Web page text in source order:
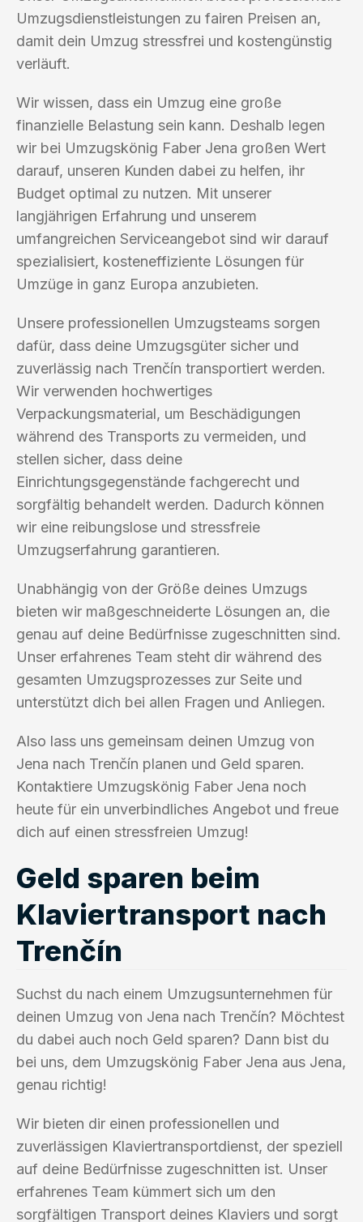
Umzugsdienstleistungen zu fairen Preisen an,
damit dein Umzug stressfrei und kostengünstig
verläuft.
Wir wissen, dass ein Umzug eine große
finanzielle Belastung sein kann. Deshalb legen
wir bei Umzugskönig Faber Jena großen Wert
darauf, unseren Kunden dabei zu helfen, ihr
Budget optimal zu nutzen. Mit unserer
langjährigen Erfahrung und unserem
umfangreichen Serviceangebot sind wir darauf
spezialisiert, kosteneffiziente Lösungen für
Umzüge in ganz Europa anzubieten.
Unsere professionellen Umzugsteams sorgen
dafür, dass deine Umzugsgüter sicher und
zuverlässig nach Trenčín transportiert werden.
Wir verwenden hochwertiges
Verpackungsmaterial, um Beschädigungen
während des Transports zu vermeiden, und
stellen sicher, dass deine
Einrichtungsgegenstände fachgerecht und
sorgfältig behandelt werden. Dadurch können
wir eine reibungslose und stressfreie
Umzugserfahrung garantieren.
Unabhängig von der Größe deines Umzugs
bieten wir maßgeschneiderte Lösungen an, die
genau auf deine Bedürfnisse zugeschnitten sind.
Unser erfahrenes Team steht dir während des
gesamten Umzugsprozesses zur Seite und
unterstützt dich bei allen Fragen und Anliegen.
Also lass uns gemeinsam deinen Umzug von
Jena nach Trenčín planen und Geld sparen.
Kontaktiere Umzugskönig Faber Jena noch
heute für ein unverbindliches Angebot und freue
dich auf einen stressfreien Umzug!
Geld sparen beim
Klaviertransport nach
Trenčín
Suchst du nach einem Umzugsunternehmen für
deinen Umzug von Jena nach Trenčín? Möchtest
du dabei auch noch Geld sparen? Dann bist du
bei uns, dem Umzugskönig Faber Jena aus Jena,
genau richtig!
Wir bieten dir einen professionellen und
zuverlässigen Klaviertransportdienst, der speziell
auf deine Bedürfnisse zugeschnitten ist. Unser
erfahrenes Team kümmert sich um den
sorgfältigen Transport deines Klaviers und sorgt